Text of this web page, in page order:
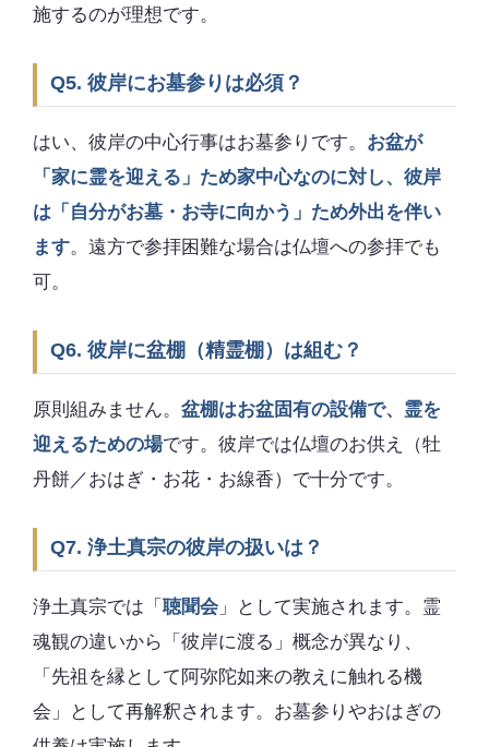
施するのが理想です。
Q5. 彼岸にお墓参りは必須？
はい、彼岸の中心行事はお墓参りです。 お盆が
「家に霊を迎える」ため家中心なのに対し、彼岸
は「自分がお墓・お寺に向かう」ため外出を伴い
ます。遠方で参拝困難な場合は仏壇への参拝でも
可。
Q6. 彼岸に盆棚（精霊棚）は組む？
原則組みません。 盆棚はお盆固有の設備で、霊を
迎えるための場です。彼岸では仏壇のお供え（牡
丹餅／おはぎ・お花・お線香）で十分です。
Q7. 浄土真宗の彼岸の扱いは？
浄土真宗では「 聴聞会 」として実施されます。霊
魂観の違いから「彼岸に渡る」概念が異なり、
「先祖を縁として阿弥陀如来の教えに触れる機
会」として再解釈されます。お墓参りやおはぎの